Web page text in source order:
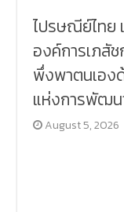
ไปรษณีย์ไทย
องค์การเภสั
พึ่งพาตนเอง
แห่งการพัฒน
August 5, 2026